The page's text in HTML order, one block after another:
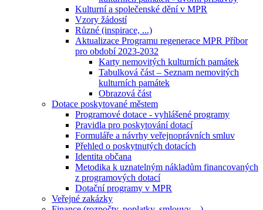
Kulturní a společenské dění v MPR
Vzory žádostí
Různé (inspirace, ...)
Aktualizace Programu regenerace MPR Příbor
pro období 2023-2032
Karty nemovitých kulturních památek
Tabulková část – Seznam nemovitých
kulturních památek
Obrazová část
Dotace poskytované městem
Programové dotace - vyhlášené programy
Pravidla pro poskytování dotací
Formuláře a návrhy veřejnoprávních smluv
Přehled o poskytnutých dotacích
Identita občana
Metodika k uznatelným nákladům financovaných
z programových dotací
Dotační programy v MPR
Veřejné zakázky